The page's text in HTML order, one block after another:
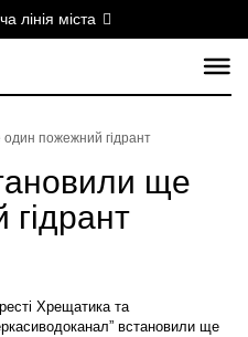
лінія міста
пожежний гідрант
ще
Хрещатика та
встановили ще